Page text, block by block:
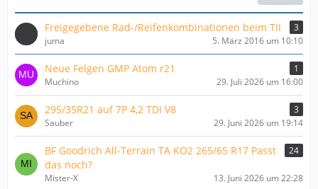
Freigegebene Rad-/Reifenkombinationen beim TII
3
juma
5. März 2016 um 10:10
Neue Felgen GMP Atom r21
1
Muchino
29. Juli 2026 um 16:00
295/35R21 auf 7P 4,2 TDI V8
3
Sauber
29. Juni 2026 um 19:14
BF Goodrich All-Terrain TA KO2 265/65 R17 Passt
das noch?
24
Mister-X 13. Juni 2026 um 22:28